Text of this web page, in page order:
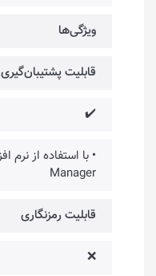
ویژگی‌ها
قابلیت پشتیبان‌گیری
✔️
Manager
قابلیت رمزنگاری
❌